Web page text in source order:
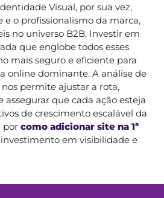
Visual, por sua vez,
e o profissionalismo da marca,
no universo B2B. Investir em
que englobe todos esses
mais seguro e eficiente para
online dominante. A análise de
permite ajustar a rota,
que cada ação esteja
de crescimento escalável da
por como adicionar site na 1ª
em visibilidade e